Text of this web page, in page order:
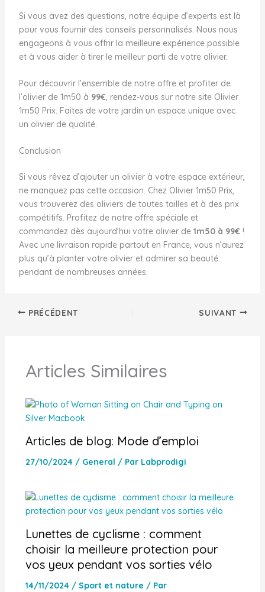
Si vous avez des questions, notre équipe d’experts est là
pour vous fournir des conseils personnalisés. Nous nous
engageons à vous offrir la meilleure expérience possible
et à vous aider à tirer le meilleur parti de votre olivier.
Pour découvrir l’ensemble de notre offre et profiter de
l’olivier de 1m50 à 99€, rendez-vous sur notre site Olivier
1m50 Prix. Faites de votre jardin un espace unique avec
un olivier de qualité.
Conclusion
Si vous rêvez d’ajouter un olivier à votre espace extérieur,
ne manquez pas cette occasion. Chez Olivier 1m50 Prix,
vous trouverez des oliviers de toutes tailles et à des prix
compétitifs. Profitez de notre offre spéciale et
commandez dès aujourd’hui votre olivier de 1m50 à 99€ !
Avec une livraison rapide partout en France, vous n’aurez
plus qu’à planter votre olivier et admirer sa beauté
pendant de nombreuses années.
PRÉCÉDENT SUIVANT
Articles Similaires
Articles de blog: Mode d’emploi
27/10/2024 / General / Par Labprodigi
Lunettes de cyclisme : comment
choisir la meilleure protection pour
vos yeux pendant vos sorties vélo
14/11/2024 / Sport et nature / Par